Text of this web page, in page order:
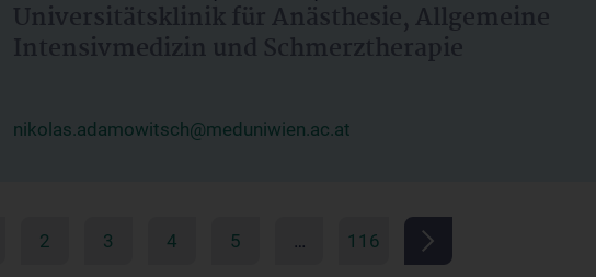
Universitätsklinik für Anästhesie, Allgemeine
Intensivmedizin und Schmerztherapie
nikolas.adamowitsch@meduniwien.ac.at
2 3 4 5 … 116